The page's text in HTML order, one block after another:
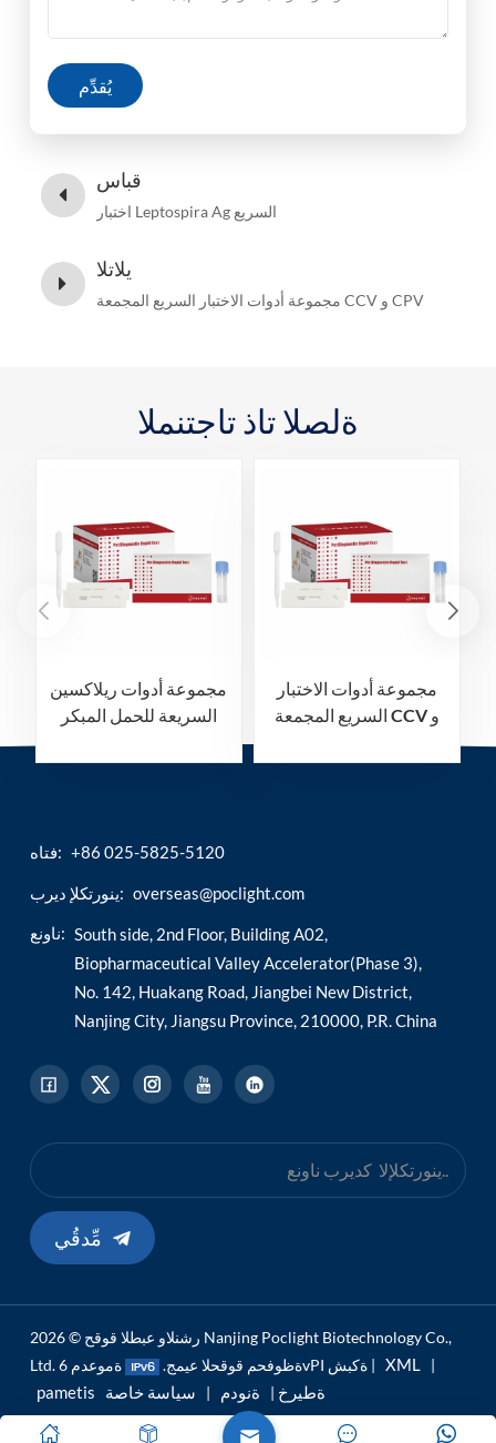
يُقدِّم
قباس
اختبار Leptospira Ag السريع
يلاتلا
مجموعة أدوات الاختبار السريع المجمعة CCV و CPV
ةلصلا تاذ تاجتنملا
مجموعة أدوات ريلاكسين
السريعة للحمل المبكر
مجموعة أدوات الاختبار
السريع المجمعة CCV و
فتاه: +86 025-5825-5120
ينورتكلإ ديرب: overseas@poclight.com
ناونع: South side, 2nd Floor, Building A02,
Biopharmaceutical Valley Accelerator(Phase 3),
No. 142, Huakang Road, Jiangbei New District,
Nanjing City, Jiangsu Province, 210000, P.R. China
مِّدقُي
رشنلاو عبطلا قوقح © 2026 Nanjing Poclight Biotechnology Co.,
Ltd. ةظوفحم قوقحلا عيمج.
ةموعدم 6vPI ةكبش | XML |
pametis ةطيرخ | ةنودم | سياسة خاصة